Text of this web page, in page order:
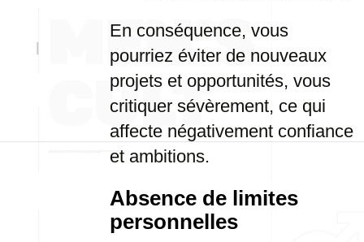
En conséquence, vous
pourriez éviter de nouveaux
projets et opportunités, vous
critiquer sévèrement, ce qui
affecte négativement confiance
et ambitions.
Absence de limites
personnelles